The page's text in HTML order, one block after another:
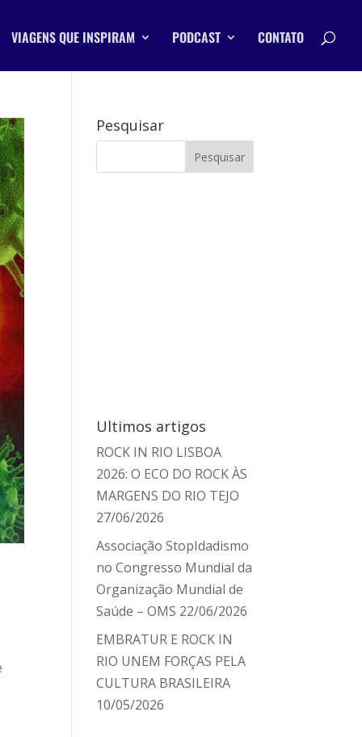
VIAGENS QUE INSPIRAM PODCAST CONTATO
Pesquisar
Ultimos artigos
ROCK IN RIO LISBOA
2026: O ECO DO ROCK ÀS
MARGENS DO RIO TEJO
27/06/2026
Associação StopIdadismo
no Congresso Mundial da
Organização Mundial de
Saúde – OMS 22/06/2026
EMBRATUR E ROCK IN
RIO UNEM FORÇAS PELA
CULTURA BRASILEIRA
10/05/2026